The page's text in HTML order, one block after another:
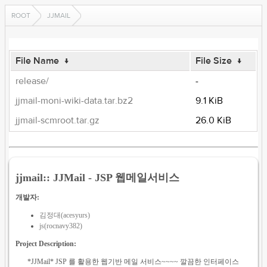
ROOT JJMAIL
File Name ↓ File Size ↓
release/
-
jjmail-moni-wiki-data.tar.bz2
9.1 KiB
jjmail-scmroot.tar.gz
26.0 KiB
jjmail:: JJMail - JSP 웹메일서비스
개발자:
김정대(acesyurs)
js(rocnavy382)
Project Description:
*JJMail* JSP 를 활용한 웹기반 메일 서비스~~~~ 깔끔한 인터페이스